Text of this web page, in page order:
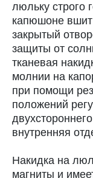
люльку строго
капюшоне вшит
закрытый
защиты от
тканевая
молнии на
при помощи
положений
внутренняя
Накидка на
магниты и